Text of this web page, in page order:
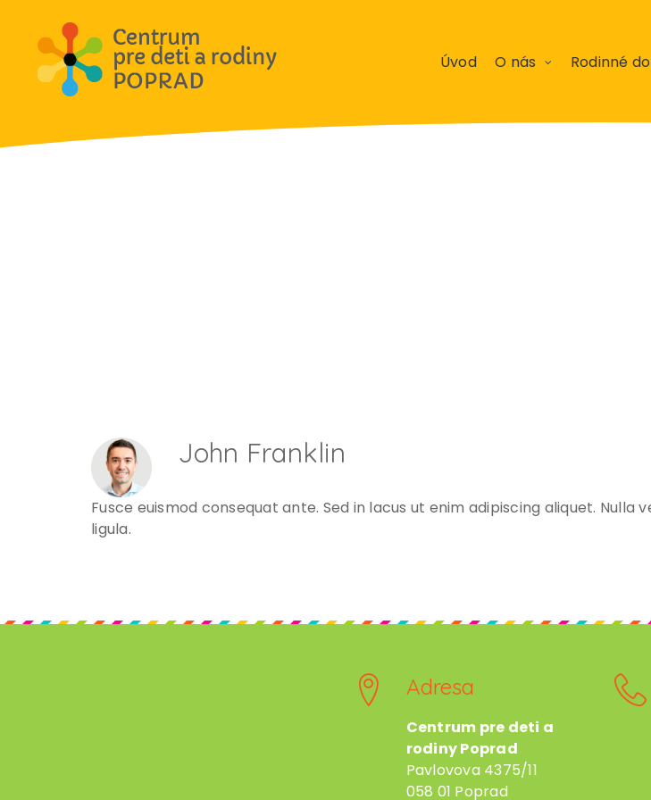
Úvod O nás Rodinné
John Franklin
Fusce euismod consequat ante. Sed in lacus ut enim adipiscing aliquet.
ligula.
Adresa
Centrum pre deti a
rodiny Poprad
Pavlovova 4375/11
058 01 Poprad